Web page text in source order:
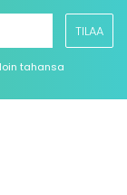
TILAA
tahansa